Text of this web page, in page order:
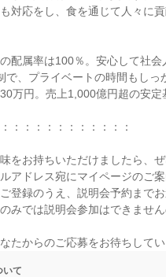
対応をし、食を通じて人々に
配属率は100％。安心して社会
で、プライベートの時間もしっ
万円。売上1,000億円超の安定
：：：：：：：：：：：
をお持ちいただけましたら、
アドレス宛にマイページのご案
登録のうえ、説明会予約までお
みでは説明会参加はできません
たからのご応募をお待ちしてい
いて